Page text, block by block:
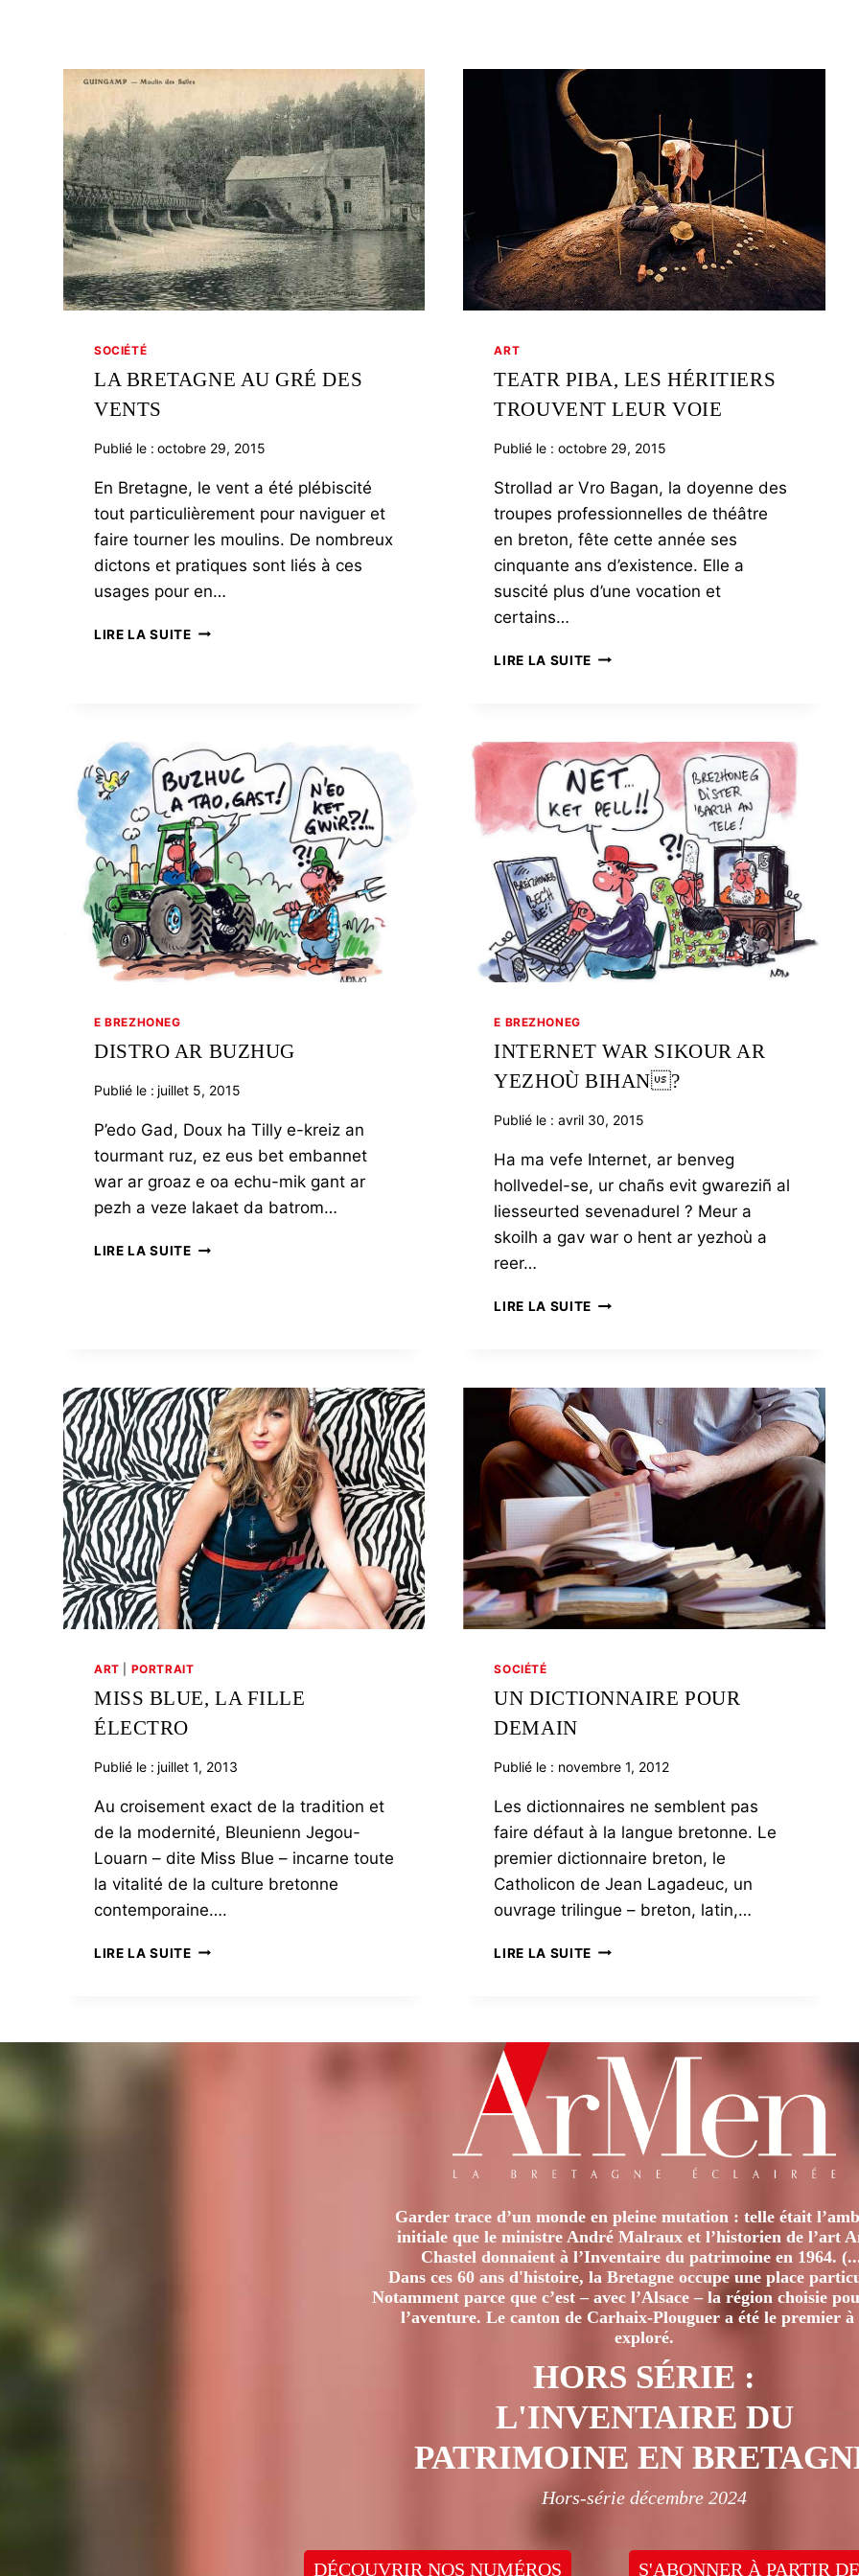
SOCIÉTÉ
LA BRETAGNE AU GRÉ DES
VENTS
Publié le : octobre 29, 2015
En Bretagne, le vent a été plébiscité
tout particulièrement pour naviguer et
faire tourner les moulins. De nombreux
dictons et pratiques sont liés à ces
usages pour en…
LIRE LA SUITELA
ART
TEATR PIBA, LES HÉRITIERS
TROUVENT LEUR VOIE
Publié le : octobre 29, 2015
Strollad ar Vro Bagan, la doyenne des
troupes professionnelles de théâtre
en breton, fête cette année ses
cinquante ans d’existence. Elle a
suscité plus d’une vocation et
certains…
LIRE LA SUITE TEATR
LEUR
VOIE
E BREZHONEG
DISTRO AR BUZHUG
Publié le : juillet 5, 2015
P’edo Gad, Doux ha Tilly e-kreiz an
tourmant ruz, ez eus bet embannet
war ar groaz e oa echu-mik gant ar
pezh a veze lakaet da batrom…
LIRE LA SUITEDISTRO
E BREZHONEG
INTERNET WAR SIKOUR AR
YEZHOÙ BIHAN?
Publié le : avril 30, 2015
Ha ma vefe Internet, ar benveg
hollvedel-se, ur chañs evit gwareziñ al
liesseurted sevenadurel ? Meur a
skoilh a gav war o hent ar yezhoù a
reer…
LIRE LA SUITE INTERNET
BIHAN?
ART PORTRAIT
MISS BLUE, LA FILLE
ÉLECTRO
Publié le : juillet 1, 2013
Au croisement exact de la tradition et
de la modernité, Bleunienn Jegou-
Louarn – dite Miss Blue – incarne toute
la vitalité de la culture bretonne
contemporaine….
LIRE LA SUITEMISS
SOCIÉTÉ
UN DICTIONNAIRE POUR
DEMAIN
Publié le : novembre 1, 2012
Les dictionnaires ne semblent pas
faire défaut à la langue bretonne. Le
premier dictionnaire breton, le
Catholicon de Jean Lagadeuc, un
ouvrage trilingue – breton, latin,…
LIRE LA SUITE UN
Garder trace d’un monde en pleine mutation : telle était
initiale que le ministre André Malraux et l’historien de l’art
Chastel donnaient à l’Inventaire du patrimoine en 1964.
Dans ces 60 ans d'histoire, la Bretagne occupe une place
Notamment parce que c’est – avec l’Alsace – la région choisie
l’aventure. Le canton de Carhaix-Plouguer a été le premier à
exploré.
HORS SÉRIE :
L'INVENTAIRE DU
PATRIMOINE EN
Hors-série décembre 2024
DÉCOUVRIR NOS NUMÉROS S'ABONNER À PARTIR